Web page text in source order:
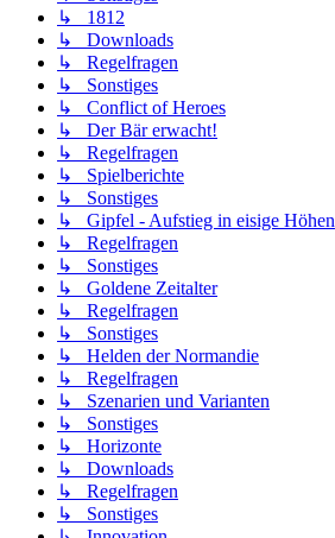
↳ 1812
↳ Downloads
↳ Regelfragen
↳ Sonstiges
↳ Conflict of Heroes
↳ Der Bär erwacht!
↳ Regelfragen
↳ Spielberichte
↳ Sonstiges
↳ Gipfel - Aufstieg in eisige Höhen
↳ Regelfragen
↳ Sonstiges
↳ Goldene Zeitalter
↳ Regelfragen
↳ Sonstiges
↳ Helden der Normandie
↳ Regelfragen
↳ Szenarien und Varianten
↳ Sonstiges
↳ Horizonte
↳ Downloads
↳ Regelfragen
↳ Sonstiges